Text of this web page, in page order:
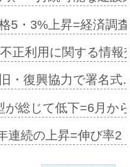
5・3%上昇=経済調
正利用に関する情
・復興協力で署名
が総じて低下=6月か
連続の上昇=伸び率